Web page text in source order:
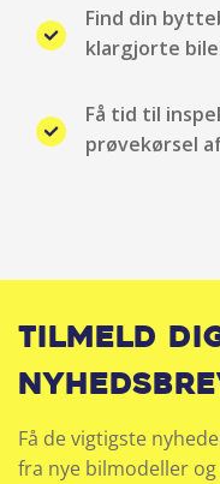
LED baglygter
LED forlygter
Mørktonede
Musikstreaming
Find din
klargjorte
Få tid til
prøvekørsel
Tilmeld
Få de vigtigste
fra nye bilmodeller